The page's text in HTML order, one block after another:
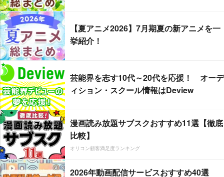
【夏アニメ2026】7月期夏の新アニメを一
挙紹介！
芸能界を志す10代～20代を応援！ オーデ
ィション・スクール情報はDeview
漫画読み放題サブスクおすすめ11選【徹底
比較】
オリコン顧客満足度ランキング
2026年動画配信サービスおすすめ40選